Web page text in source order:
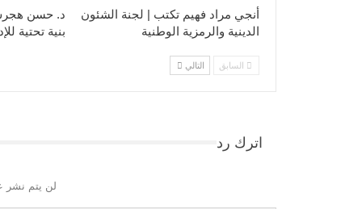
د. حسن
بنية تحتية
أنجي مراد فهيم تكتب | لجنة الشئون
الدينية والرمزية الوطنية
السابق التالي
اترك رد
لن يتم نشر